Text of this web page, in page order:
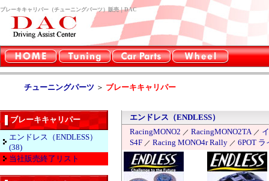
ブレーキキャリパー（チューニングパーツ）販売｜DAC
チューニングパーツ ＞ ブレーキキャリパー
ブレーキキャリパー
エンドレス（ENDLESS）
(38)
当社販売終了リスト
エンドレス（ENDLESS）
RacingMONO2 ／ RacingMONO2TA ／
S4F ／ Racing MONO4r Rally ／ 6POT ラ